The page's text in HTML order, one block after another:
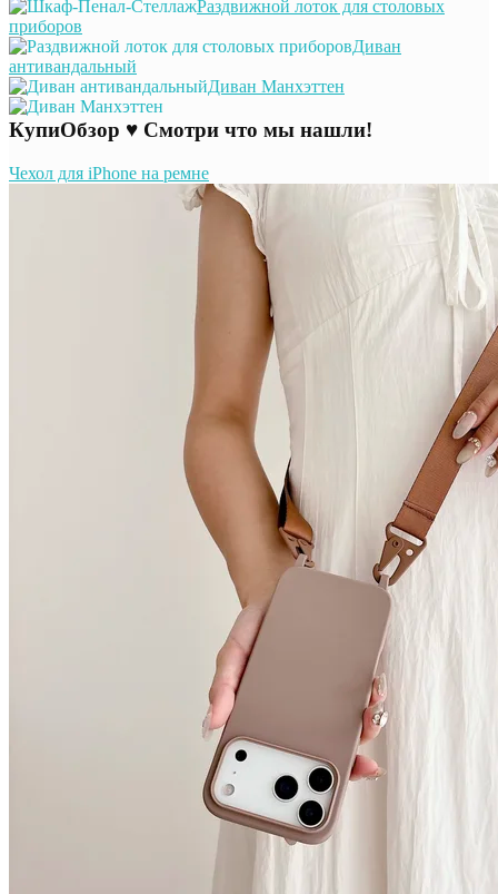
Раздвижной лоток для столовых
приборов
Диван
антивандальный
Диван Манхэттен
КупиОбзор ♥ Смотри что мы нашли!
Чехол для iPhone на ремне